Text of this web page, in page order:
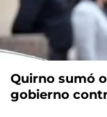
Quirno sumó
gobierno